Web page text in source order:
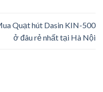
Quạt hút Dasin KIN-500
ở đâu rẻ nhất tại Hà Nội